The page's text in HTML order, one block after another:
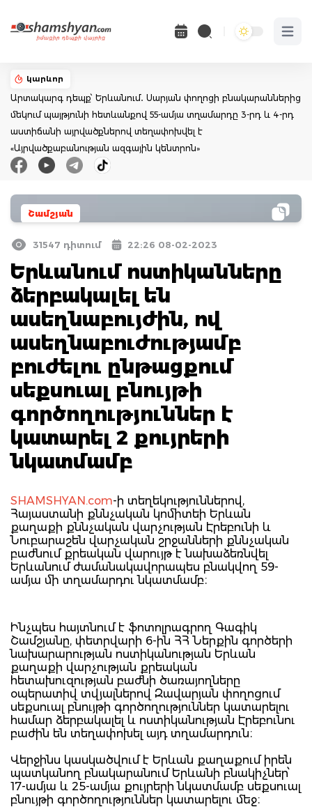
Open
կարևոր
Արտակարգ դեպք՝ Երևանում․ Սարյան փողոցի բնակարաններից
մեկում պայթյունի հետևանքով 55-ամյա տղամարդը 3-րդ և 4-րդ
աստիճանի այրվածքներով տեղափոխվել է
«Այրվածքաբանության ազգային կենտրոն»
Շամշյան
31547 դիտում 22:26 08-02-2023
Երևանում ոստիկանները
ձերբակալել են
ասեղնաբույժին, ով
ասեղնաբուժությամբ
բուժելու ընթացքում
սեքսուալ բնույթի
գործողություններ է
կատարել 2 քույրերի
նկատմամբ
SHAMSHYAN.com-ի տեղեկություններով,
Հայաստանի քննչական կոմիտեի Երևան
քաղաքի քննչական վարչության Էրեբունի և
Նուբարաշեն վարչական շրջանների քննչական
բաժնում քրեական վարույթ է նախաձեռնվել
Երևանում ժամանակավորապես բնակվող 59-
ամյա մի տղամարդու նկատմամբ։
Ինչպես հայտնում է ֆոտոլրագրող Գագիկ
Շամշյանը, փետրվարի 6-ին ՀՀ Ներքին գործերի
նախարարության ոստիկանության Երևան
քաղաքի վարչության քրեական
հետախուզության բաժնի ծառայողները
օպերատիվ տվյալներով Զավարյան փողոցում
սեքսուալ բնույթի գործողություններ կատարելու
համար ձերբակալել և ոստիկանության Էրեբունու
բաժին են տեղափոխել այդ տղամարդուն։
Վերջինս կասկածվում է Երևան քաղաքում իրեն
պատկանող բնակարանում Երևանի բնակիչներ՝
17-ամյա և 25-ամյա քույրերի նկատմամբ սեքսուալ
բնույթի գործողություններ կատարելու մեջ։